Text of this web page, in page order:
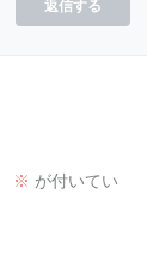
返信する
※ が付いてい